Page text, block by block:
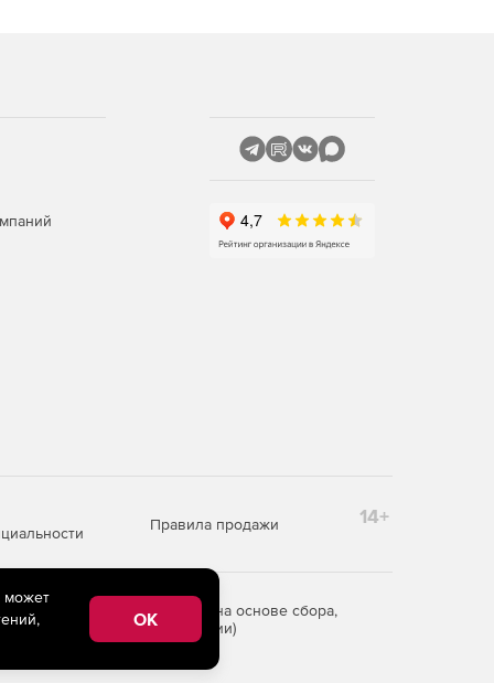
Правила продажи 14+
информации на основе сбора,
Российской Федерации)
может
OK